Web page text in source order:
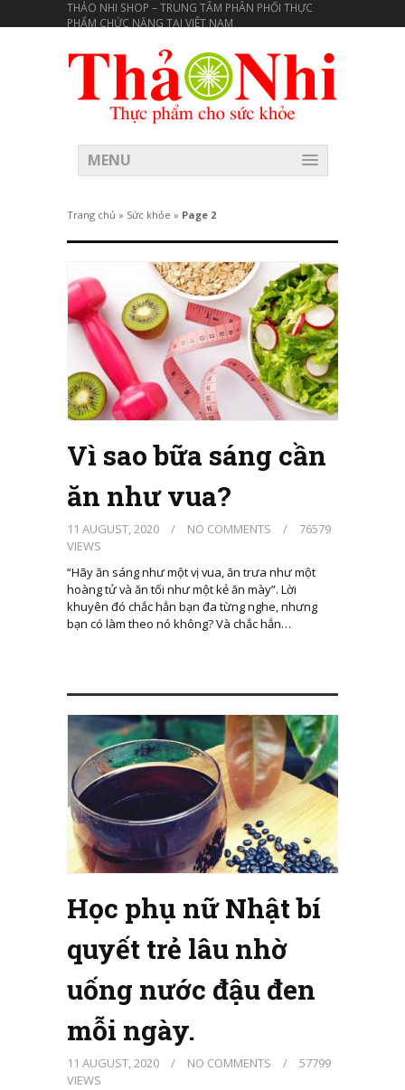
THẢO NHI SHOP – TRUNG TÂM PHÂN PHỐI THỰC
PHẨM CHỨC NĂNG TẠI VIÊT NAM
MENU
Trang chủ » Sức khỏe » Page 2
Vì sao bữa sáng cần
ăn như vua?
11 AUGUST, 2020 / NO COMMENTS /
76579
VIEWS
“Hãy ăn sáng như một vị vua, ăn trưa như một
hoàng tử và ăn tối như một kẻ ăn mày”. Lời
khuyên đó chắc hẳn bạn đa từng nghe, nhưng
bạn có làm theo nó không? Và chắc hẳn…
Học phụ nữ Nhật bí
quyết trẻ lâu nhờ
uống nước đậu đen
mỗi ngày.
11 AUGUST, 2020 / NO COMMENTS /
57799
VIEWS